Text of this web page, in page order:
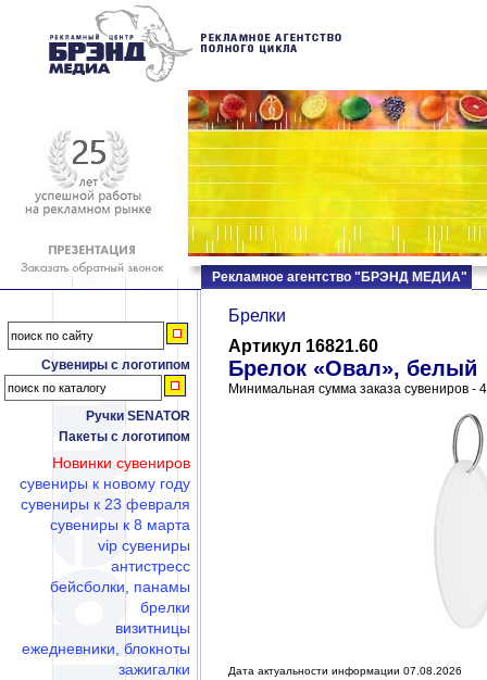
Сувениры с логотипом
Ручки SENATOR
Пакеты с логотипом
Новинки сувениров
сувениры к новому году
сувениры к 23 февраля
сувениры к 8 марта
vip сувениры
антистресс
бейсболки, панамы
брелки
визитницы
ежедневники, блокноты
зажигалки
Рекламное агентство "БРЭНД МЕДИА"
Брелки
Артикул 16821.60
Брелок «Овал», белый
Минимальная сумма заказа сувениров -
Дата актуальности информации 07.08.2026